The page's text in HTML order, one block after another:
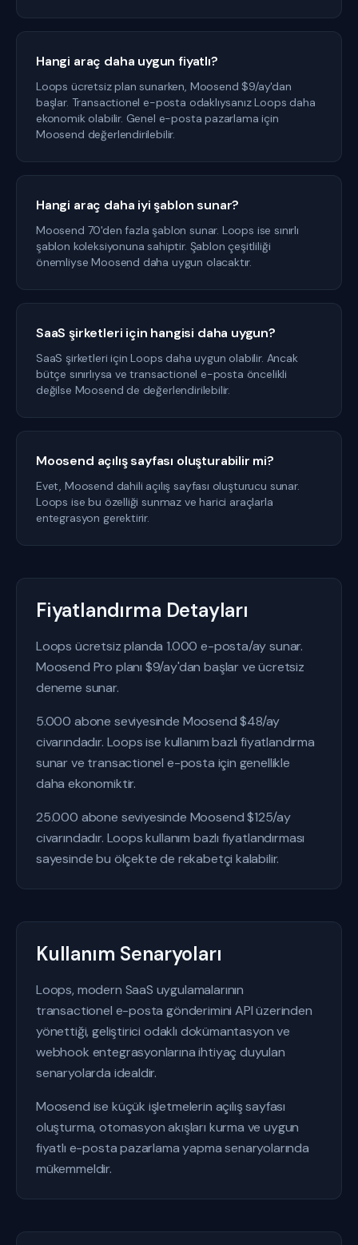
Hangi araç daha uygun fiyatlı?
Loops ücretsiz plan sunarken, Moosend $9/ay'dan
başlar. Transactionel e-posta odaklıysanız Loops daha
ekonomik olabilir. Genel e-posta pazarlama için
Moosend değerlendirilebilir.
Hangi araç daha iyi şablon sunar?
Moosend 70'den fazla şablon sunar. Loops ise sınırlı
şablon koleksiyonuna sahiptir. Şablon çeşitliliği
önemliyse Moosend daha uygun olacaktır.
SaaS şirketleri için hangisi daha uygun?
SaaS şirketleri için Loops daha uygun olabilir. Ancak
bütçe sınırlıysa ve transactionel e-posta öncelikli
değilse Moosend de değerlendirilebilir.
Moosend açılış sayfası oluşturabilir mi?
Evet, Moosend dahili açılış sayfası oluşturucu sunar.
Loops ise bu özelliği sunmaz ve harici araçlarla
entegrasyon gerektirir.
Fiyatlandırma Detayları
Loops ücretsiz planda 1.000 e-posta/ay sunar.
Moosend Pro planı $9/ay'dan başlar ve ücretsiz
deneme sunar.
5.000 abone seviyesinde Moosend $48/ay
civarındadır. Loops ise kullanım bazlı fiyatlandırma
sunar ve transactionel e-posta için genellikle
daha ekonomiktir.
25.000 abone seviyesinde Moosend $125/ay
civarındadır. Loops kullanım bazlı fiyatlandırması
sayesinde bu ölçekte de rekabetçi kalabilir.
Kullanım Senaryoları
Loops, modern SaaS uygulamalarının
transactionel e-posta gönderimini API üzerinden
yönettiği, geliştirici odaklı dokümantasyon ve
webhook entegrasyonlarına ihtiyaç duyulan
senaryolarda idealdir.
Moosend ise küçük işletmelerin açılış sayfası
oluşturma, otomasyon akışları kurma ve uygun
fiyatlı e-posta pazarlama yapma senaryolarında
mükemmeldir.